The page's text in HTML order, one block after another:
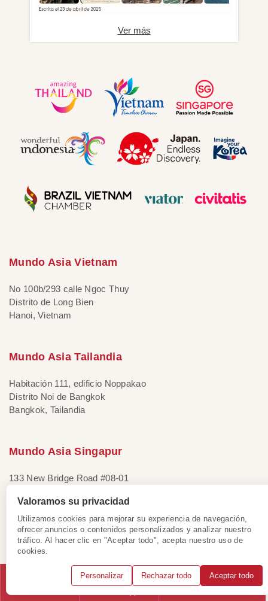
Ver más
Mundo Asia Vietnam
No 100b/293 calle Ngoc Thuy
Distrito de Long Bien
Hanoi, Vietnam
Mundo Asia Tailandia
Habitación 111, edificio Noppakao
Distrito Noi de Bangkok
Bangkok, Tailandia
Mundo Asia Singapur
133 New Bridge Road #08-01
Información importante
Términos y condiciones
Preguntas frecuentes
Valoramos su privacidad
Utilizamos cookies para mejorar su experiencia de navegación,
ofrecer anuncios o contenidos personalizados y analizar nuestro
tráfico. Al hacer clic en "Aceptar todo", acepta nuestro uso de
cookies.
Personalizar Rechazar todo Aceptar todo